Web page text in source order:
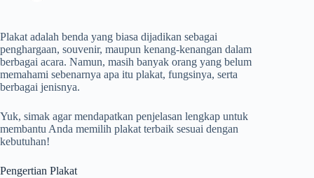
Plakat adalah benda yang biasa dijadikan sebagai
penghargaan, souvenir, maupun kenang-kenangan dalam
berbagai acara. Namun, masih banyak orang yang belum
memahami sebenarnya apa itu plakat, fungsinya, serta
berbagai jenisnya.
Yuk, simak agar mendapatkan penjelasan lengkap untuk
membantu Anda memilih plakat terbaik sesuai dengan
kebutuhan!
Pengertian Plakat